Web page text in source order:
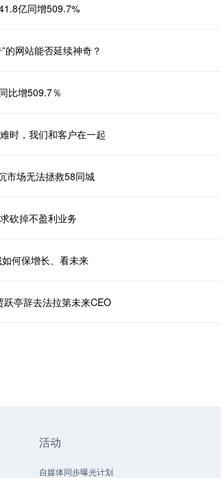
亿同增509.7%
的网站能否延续神奇？
比增509.7％
时，我们和客户在一起
市场无法拯救58同城
砍掉不盈利业务
何保增长、看未来
跃亭辞去法拉第未来CEO
活动
自媒体同步曝光计划